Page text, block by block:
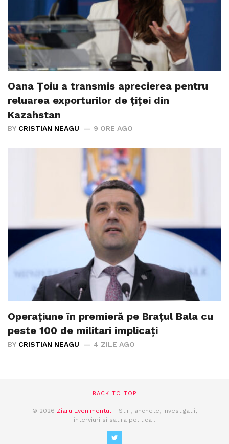
Oana Țoiu a transmis aprecierea pentru
reluarea exporturilor de țiței din
Kazahstan
BY CRISTIAN NEAGU 9 ORE AGO
Operațiune în premieră pe Brațul Bala cu
peste 100 de militari implicați
BY CRISTIAN NEAGU 4 ZILE AGO
BACK TO TOP
© 2026 Ziaru Evenimentul - Stiri, anchete, investigatii,
interviuri si satira politica .